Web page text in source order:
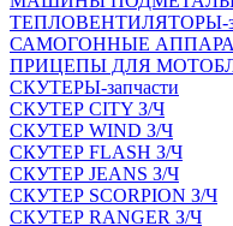
ТЕПЛОВЕНТИЛЯТОРЫ-
САМОГОННЫЕ
ПРИЦЕПЫ ДЛЯ
СКУТЕРЫ-запчасти
СКУТЕР CITY З/Ч
СКУТЕР WIND З/Ч
СКУТЕР FLASH З/Ч
СКУТЕР JEANS З/Ч
СКУТЕР SCORPION З/Ч
СКУТЕР RANGER З/Ч